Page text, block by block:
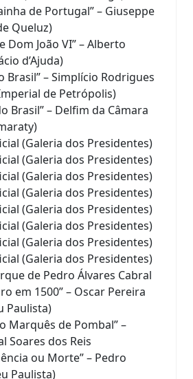
de Portugal” – Giuseppe
Queluz)
Dom João VI” – Alberto
d’Ajuda)
Brasil” – Simplício Rodrigues
de Petrópolis)
Brasil” – Delfim da Câmara
(Galeria dos Presidentes)
(Galeria dos Presidentes)
(Galeria dos Presidentes)
(Galeria dos Presidentes)
(Galeria dos Presidentes)
(Galeria dos Presidentes)
(Galeria dos Presidentes)
(Galeria dos Presidentes)
de Pedro Álvares Cabral
em 1500” – Oscar Pereira
Paulista)
Marquês de Pombal” –
Soares dos Reis
ou Morte” – Pedro
Paulista)